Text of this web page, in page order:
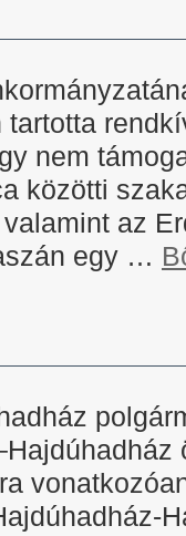
nem
közötti
az
egy …